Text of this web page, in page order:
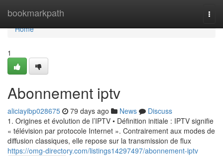
bookmarkpath
Home
Home
1
Abonnement iptv
aliciayibp028675 79 days ago News
Discuss
1. Origines et évolution de l’IPTV • Définition initiale : IPTV signifie
« télévision par protocole Internet ». Contrairement aux modes de
diffusion classiques, elle repose sur la transmission de flux
https://omg-directory.com/listings14297497/abonnement-iptv